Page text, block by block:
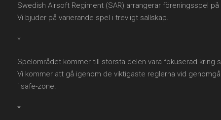
Swedish Airsoft Regiment (SAR) arrangerar föreningsspel
Vi bjuder på varierande spel i trevligt sällskap.
*
Spelområdet kommer till största delen vara fokuserad kring
Vi kommer att gå igenom de viktigaste reglerna vid
i safe-zone.
*